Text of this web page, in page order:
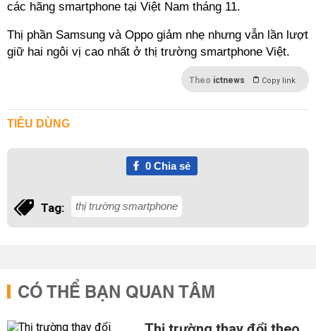
các hãng smartphone tại Việt Nam tháng 11.
Thị phần Samsung và Oppo giảm nhẹ nhưng vẫn lần lượt
giữ hai ngôi vị cao nhất ở thị trường smartphone Việt.
Theo ictnews Copy link
TIÊU DÙNG
0Chia sẻ
Tag: thị trường smartphone
CÓ THỂ BẠN QUAN TÂM